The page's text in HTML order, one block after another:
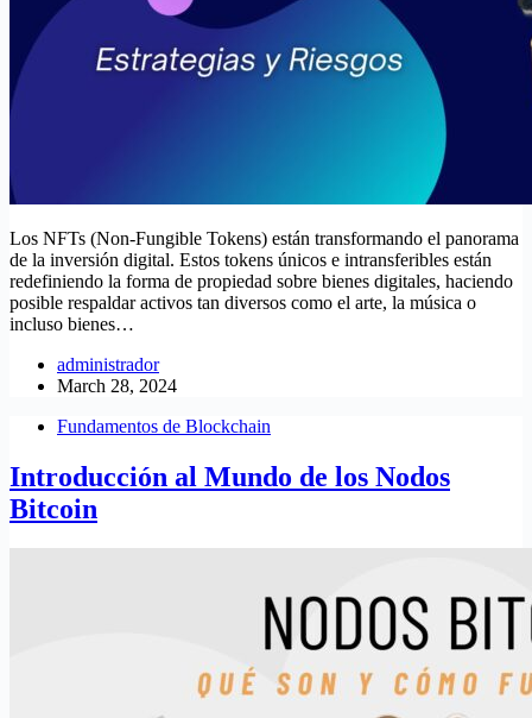
Los NFTs (Non-Fungible Tokens) están transformando el panorama
de la inversión digital. Estos tokens únicos e intransferibles están
redefiniendo la forma de propiedad sobre bienes digitales, haciendo
posible respaldar activos tan diversos como el arte, la música o
incluso bienes…
administrador
March 28, 2024
Fundamentos de Blockchain
Introducción al Mundo de los Nodos
Bitcoin